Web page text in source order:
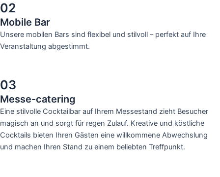
02
Mobile Bar
Unsere mobilen Bars sind flexibel und stilvoll – perfekt auf Ihre
Veranstaltung abgestimmt.
03
Messe-catering
Eine stilvolle Cocktailbar auf Ihrem Messestand zieht Besucher
magisch an und sorgt für regen Zulauf. Kreative und köstliche
Cocktails bieten Ihren Gästen eine willkommene Abwechslung
und machen Ihren Stand zu einem beliebten Treffpunkt.